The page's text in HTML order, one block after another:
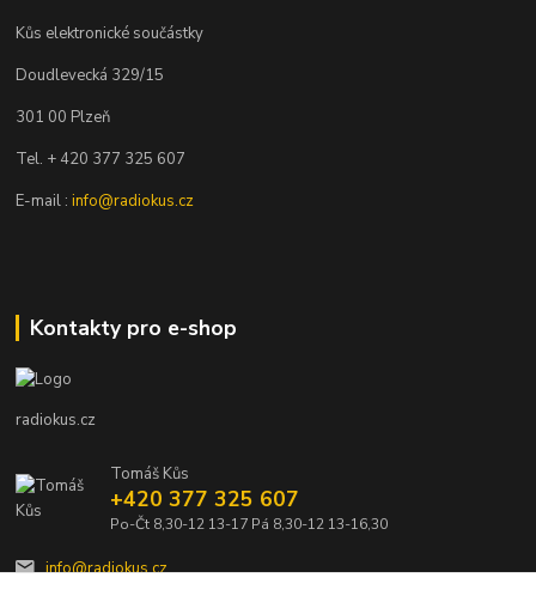
Kůs elektronické součástky
Doudlevecká 329/15
301 00 Plzeň
Tel. + 420 377 325 607
E-mail :info@radiokus.cz
Kontakty pro e-shop
radiokus.cz
Tomáš Kůs
+420 377 325 607
Po-Čt 8,30-12 13-17 Pá 8,30-12 13-16,30
info@radiokus.cz